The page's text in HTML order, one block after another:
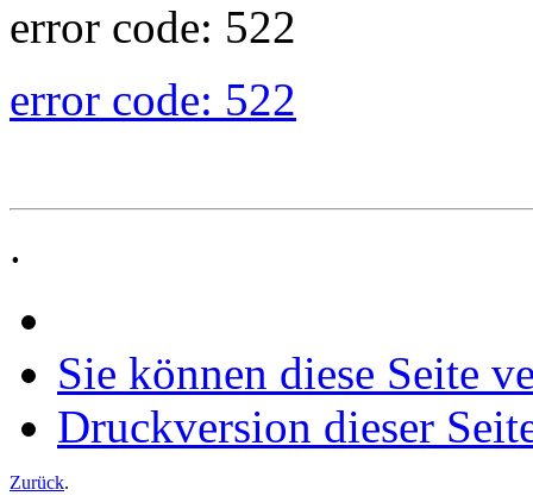
error code: 522
error code: 522
.
Sie können diese Seite
Druckversion dieser
Zurück.